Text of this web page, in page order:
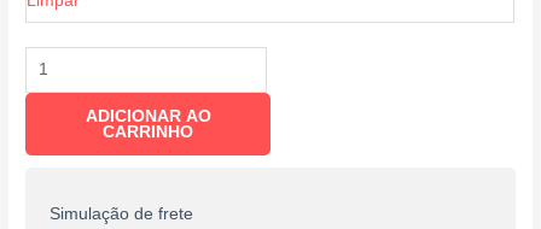
ADICIONAR AO
CARRINHO
Simulação de frete